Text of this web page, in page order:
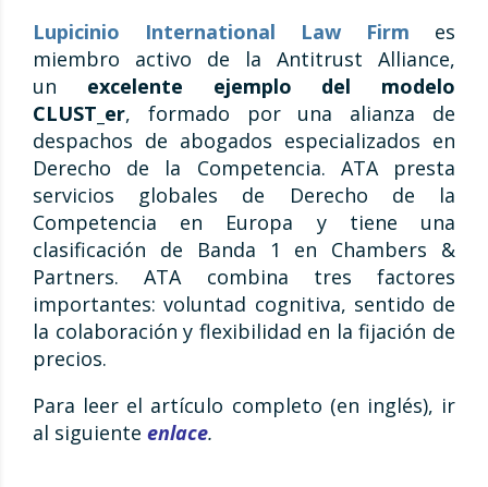
Lupicinio International Law Firm es
miembro activo de la Antitrust Alliance,
un excelente ejemplo del modelo
CLUST_er, formado por una alianza de
despachos de abogados especializados en
Derecho de la Competencia. ATA presta
servicios globales de Derecho de la
Competencia en Europa y tiene una
clasificación de Banda 1 en Chambers &
Partners. ATA combina tres factores
importantes: voluntad cognitiva, sentido de
la colaboración y flexibilidad en la fijación de
precios.
Para leer el artículo completo (en inglés), ir
al siguiente enlace.